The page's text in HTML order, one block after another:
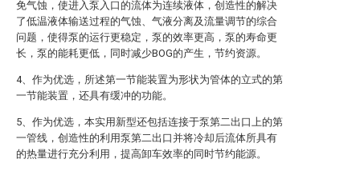
免气蚀，使进入泵入口的流体为连续液体，创造性的解决
了低温液体输送过程的气蚀、气液分离及流量调节的综合
问题，使得泵的运行更稳定，泵的效率更高，泵的寿命更
长，泵的能耗更低，同时减少BOG的产生，节约资源。
4、作为优选，所述第一节能装置为形状为管体的立式的第
一节能装置，还具有缓冲的功能。
5、作为优选，本实用新型还包括连接于泵第二出口上的第
一管线，创造性的利用泵第二出口并将冷却后流体所具有
的热量进行充分利用，提高卸车效率的同时节约能源。